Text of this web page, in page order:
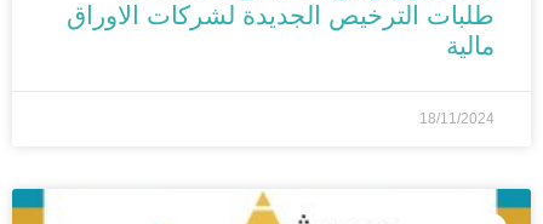
طلبات الترخيص الجديدة لشركات الاوراق
مالية
18/11/2024